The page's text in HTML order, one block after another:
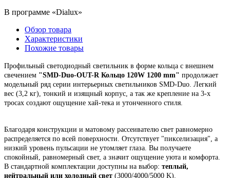
В программе «Dialux»
Обзор товара
Характеристики
Похожие товары
Профильный светодиодный светильник в форме кольца с внешнем
свечением "SMD-Duo-OUT-R Кольцо 120W 1200 mm" продолжает
модельный ряд серии интерьерных светильников SMD-Duo. Легкий
вес (3,2 кг), тонкий и изящный корпус, а так же крепление на 3-х
тросах создают ощущение хай-тека и утонченного стиля.
Благодаря конструкции и матовому рассеивателю свет равномерно
распределяется по всей поверхности. Отсутствует "пикселизация", а
низкий уровень пульсации не утомляет глаза. Вы получаете
спокойный, равномерный свет, а значит ощущение уюта и комфорта.
В стандартной комплектации доступны на выбор: теплый,
нейтральный или холодный свет (3000/4000/5000 K).